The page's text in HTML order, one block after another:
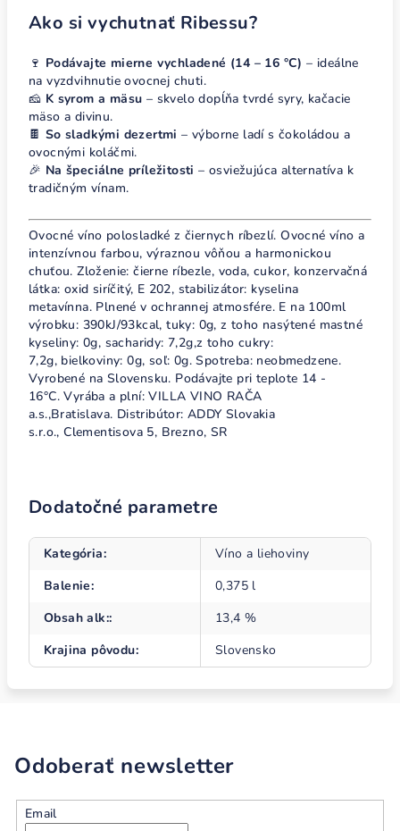
Ako si vychutnať Ribessu?
🍷 Podávajte mierne vychladené (14 – 16 °C) – ideálne
na vyzdvihnutie ovocnej chuti.
🧀 K syrom a mäsu – skvelo dopĺňa tvrdé syry, kačacie
mäso a divinu.
🍫 So sladkými dezertmi – výborne ladí s čokoládou a
ovocnými koláčmi.
🎉 Na špeciálne príležitosti – osviežujúca alternatíva k
tradičným vínam.
Ovocné víno polosladké z čiernych ríbezlí. Ovocné víno a
intenzívnou farbou, výraznou vôňou a harmonickou
chuťou. Zloženie: čierne ríbezle, voda, cukor, konzervačná
látka: oxid siríčitý, E 202, stabilizátor: kyselina
metavínna. Plnené v ochrannej atmosfére. E na 100ml
výrobku: 390kJ/93kcal, tuky: 0g, z toho nasýtené mastné
kyseliny: 0g, sacharidy: 7,2g,z toho cukry:
7,2g, bielkoviny: 0g, soľ: 0g. Spotreba: neobmedzene.
Vyrobené na Slovensku. Podávajte pri teplote 14 -
16°C. Vyrába a plní: VILLA VINO RAČA
a.s.,Bratislava. Distribútor: ADDY Slovakia
s.r.o., Clementisova 5, Brezno, SR
Dodatočné parametre
Kategória:
Víno a liehoviny
Balenie:
0,375 l
Obsah alk::
13,4 %
Krajina pôvodu: Slovensko
Odoberať newsletter
Email